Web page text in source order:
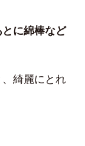
に綿棒など
綺麗にとれ